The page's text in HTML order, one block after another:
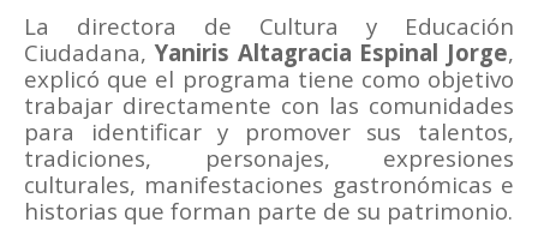
La directora de Cultura y Educación
Ciudadana, Yaniris Altagracia Espinal Jorge,
explicó que el programa tiene como objetivo
trabajar directamente con las comunidades
para identificar y promover sus talentos,
tradiciones, personajes, expresiones
culturales, manifestaciones gastronómicas e
historias que forman parte de su patrimonio.